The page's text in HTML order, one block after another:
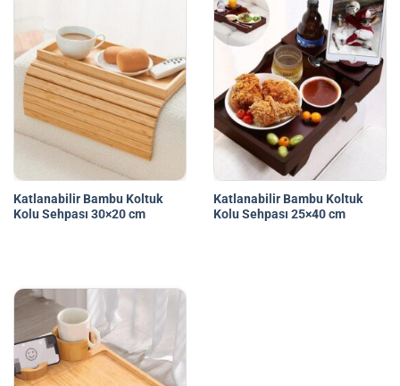
Katlanabilir Bambu Koltuk
Kolu Sehpası 30×20 cm
Katlanabilir Bambu Koltuk
Kolu Sehpası 25×40 cm